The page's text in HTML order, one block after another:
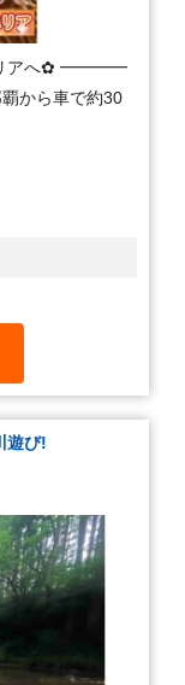
リアへ✿ ━━━━
車で約30
遊び!